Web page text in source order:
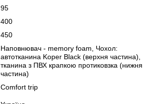
95
400
450
Наповнювач - memory foam, Чохол:
автотканина Koper Black (верхня частина),
тканина з ПВХ крапкою протиковзка (нижня
частина)
Comfort trip